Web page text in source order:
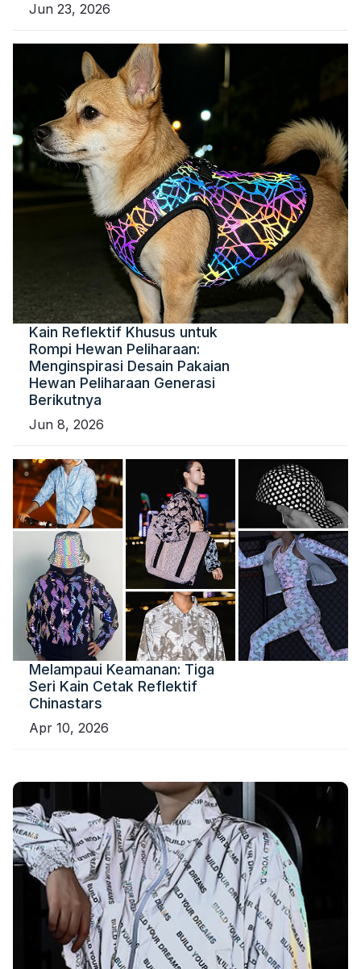
Jun 23, 2026
Kain Reflektif Khusus untuk
Rompi Hewan Peliharaan:
Menginspirasi Desain Pakaian
Hewan Peliharaan Generasi
Berikutnya
Jun 8, 2026
Melampaui Keamanan: Tiga
Seri Kain Cetak Reflektif
Chinastars
Apr 10, 2026